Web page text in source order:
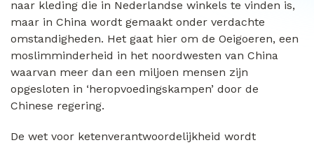
naar kleding die in Nederlandse winkels te vinden is,
maar in China wordt gemaakt onder verdachte
omstandigheden. Het gaat hier om de Oeigoeren, een
moslimminderheid in het noordwesten van China
waarvan meer dan een miljoen mensen zijn
opgesloten in ‘heropvoedingskampen’ door de
Chinese regering.
De wet voor ketenverantwoordelijkheid wordt